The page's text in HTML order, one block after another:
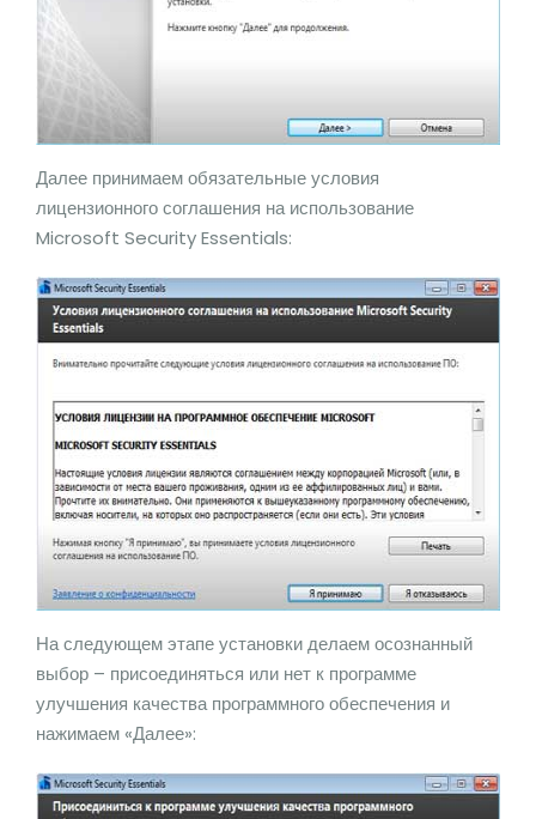
Далее принимаем обязательные условия
лицензионного соглашения на использование
Microsoft Security Essentials:
На следующем этапе установки делаем осознанный
выбор – присоединяться или нет к программе
улучшения качества программного обеспечения и
нажимаем «Далее»: